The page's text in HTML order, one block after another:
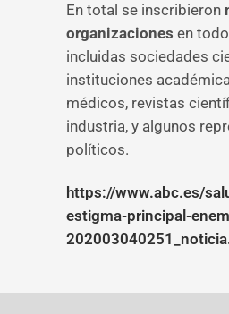
En total se inscribieron
organizaciones en
incluidas sociedades
instituciones
médicos, revistas
industria, y algunos
políticos.
https://www.abc.es/
estigma-principal-